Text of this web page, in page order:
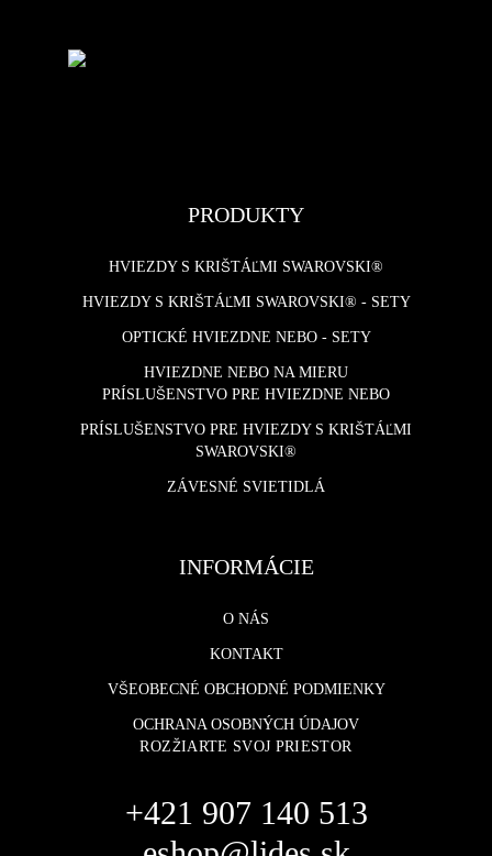
PRODUKTY
HVIEZDY S KRIŠTÁĽMI SWAROVSKI®
HVIEZDY S KRIŠTÁĽMI SWAROVSKI® - SETY
OPTICKÉ HVIEZDNE NEBO - SETY
HVIEZDNE NEBO NA MIERU
PRÍSLUŠENSTVO PRE HVIEZDNE NEBO
PRÍSLUŠENSTVO PRE HVIEZDY S KRIŠTÁĽMI
SWAROVSKI®
ZÁVESNÉ SVIETIDLÁ
INFORMÁCIE
O NÁS
KONTAKT
VŠEOBECNÉ OBCHODNÉ PODMIENKY
OCHRANA OSOBNÝCH ÚDAJOV
ROZŽIARTE SVOJ PRIESTOR
+421 907 140 513